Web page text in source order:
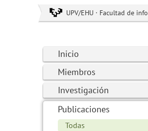
UPV/EHU · Facultad de
Inicio
Miembros
Investigación
Publicaciones
Todas